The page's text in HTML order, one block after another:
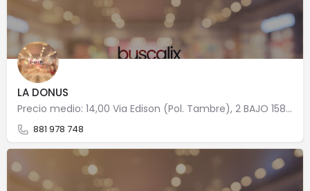
LA DONUS
Precio medio: 14,00 Via Edison (Pol. Tambre), 2 BAJO 15890 Santiago de Compostela
881 978 748